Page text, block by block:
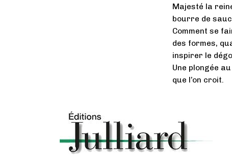
Majesté la
bourre de
Comment se
des formes,
inspirer le
Une plongée
que l’on croit.